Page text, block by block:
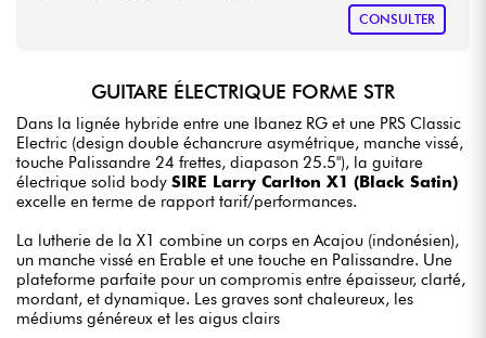
CONSULTER
GUITARE ÉLECTRIQUE FORME STR
Dans la lignée hybride entre une Ibanez RG et une PRS Classic
Electric (design double échancrure asymétrique, manche vissé,
touche Palissandre 24 frettes, diapason 25.5"), la guitare
électrique solid body SIRE Larry Carlton X1 (Black Satin)
excelle en terme de rapport tarif/performances.
La lutherie de la X1 combine un corps en Acajou (indonésien),
un manche vissé en Erable et une touche en Palissandre. Une
plateforme parfaite pour un compromis entre épaisseur, clarté,
mordant, et dynamique. Les graves sont chaleureux, les
médiums généreux et les aigus clairs